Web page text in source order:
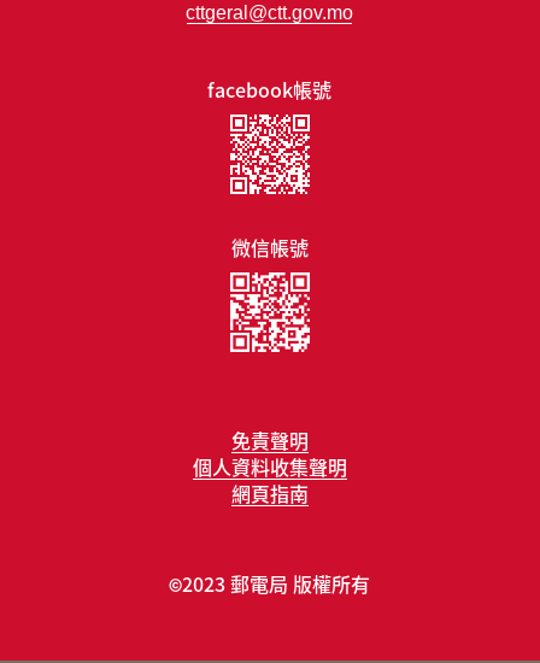
免責聲明
個人資料收集聲明
網頁指南
facebook帳號
微信帳號
cttgeral@ctt.gov.mo
©2023 郵電局 版權所有